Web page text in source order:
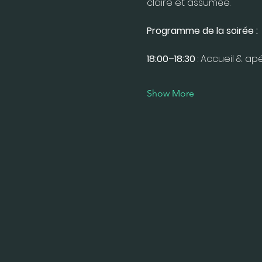
Programme de la soirée :
18:00–18:30 : Accueil &
Show More